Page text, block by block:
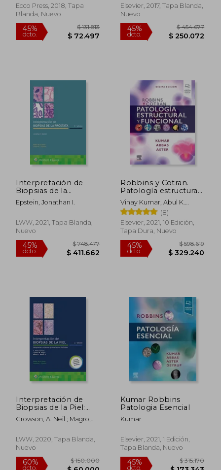
Ecco Press, 2018, Tapa
Blanda, Nuevo
45%
dcto.
Elsevier, 2017, Tapa Blanda,
Nuevo
45%
dcto. $
Interpretación de
Biopsias de la
Próstata
Epstein, Jonathan I.
LWW, 2021, Tapa Blanda,
Nuevo
45%
dcto.
Robbins y Cotran.
Patología estructural
y funcional
Vinay Kumar, Abul K.
Abbas, Jon C. Aster
(8)
Elsevier, 2021, 10 Edición,
Tapa Dura, Nuevo
45%
dcto.
Interpretación de
Biopsias de la Piel:
Neoplasias Cutáneas
Primarias No
Crowson, A. Neil ; Magro,
C.
LWW, 2020, Tapa Blanda,
Nuevo
Kumar Robbins
Patologia Esencial
Kumar
Elsevier, 2021, 1 Edición,
Tapa Blanda, Nuevo